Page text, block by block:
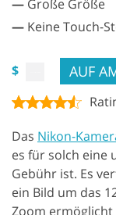
— Große Größe
— Keine Touch-
$ AUF
Das Nikon-
es für solch eine
Gebühr ist. Es
ein Bild um das
Zoom ermöglicht